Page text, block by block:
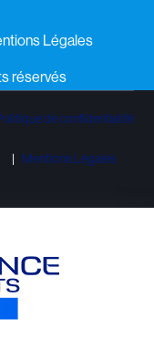
Légales
réservés
de confidentialité
Mentions Légales